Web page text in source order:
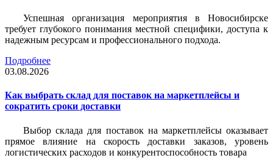
Успешная организация мероприятия в Новосибирске
требует глубокого понимания местной специфики, доступа к
надежным ресурсам и профессионального подхода.
Подробнее
03.08.2026
Как выбрать склад для поставок на маркетплейсы и
сократить сроки доставки
Выбор склада для поставок на маркетплейсы оказывает
прямое влияние на скорость доставки заказов, уровень
логистических расходов и конкурентоспособность товара